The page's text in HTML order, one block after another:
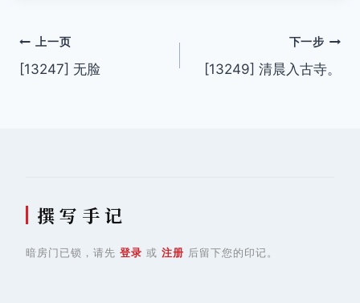
文
章
上一页
[13247] 无脸
下一步
[13249] 清晨入古寺。
撰 写 手 记
暗房门已锁，请先 登录 或 注册 后留下您的印记。